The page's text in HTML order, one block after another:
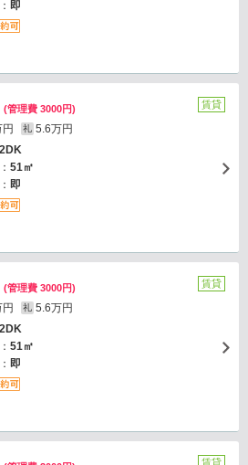
即
(管理費 3000円)
礼 5.6万円
2DK
51㎡
即
賃貸
(管理費 3000円)
礼 5.6万円
2DK
51㎡
即
賃貸
賃貸